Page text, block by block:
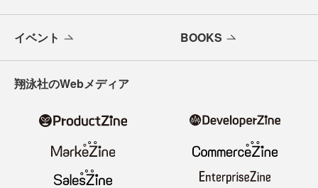
イベント BOOKS
翔泳社のWebメディア